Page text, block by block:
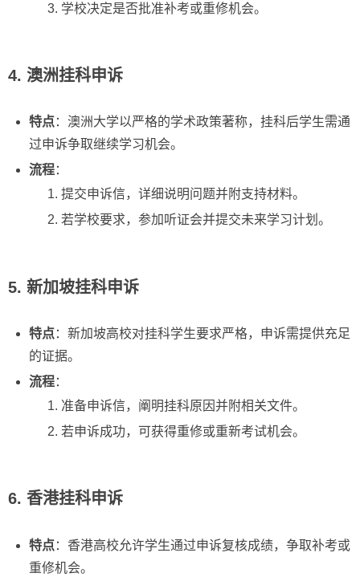
学校决定是否批准补考或重修机会。
4. 澳洲挂科申诉
特点：澳洲大学以严格的学术政策著称，挂科后学生需通
过申诉争取继续学习机会。
流程：
提交申诉信，详细说明问题并附支持材料。
若学校要求，参加听证会并提交未来学习计划。
5. 新加坡挂科申诉
特点：新加坡高校对挂科学生要求严格，申诉需提供充足
的证据。
流程：
准备申诉信，阐明挂科原因并附相关文件。
若申诉成功，可获得重修或重新考试机会。
6. 香港挂科申诉
特点：香港高校允许学生通过申诉复核成绩，争取补考或
重修机会。